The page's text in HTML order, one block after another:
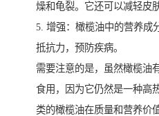
燥和龟裂。它还可以减轻皮
5. 增强：橄榄油中的营养成
抵抗力，预防疾病。
需要注意的是，虽然橄榄油
食用，因为它仍然是一种高
类的橄榄油在质量和营养价